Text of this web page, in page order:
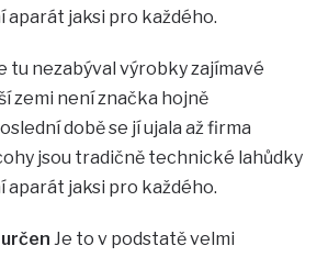
aparát jaksi pro každého.
tu nezabýval výrobky zajímavé
zemi není značka hojně
době se jí ujala až firma
jsou tradičně technické lahůdky
aparát jaksi pro každého.
určen Je to v podstatě velmi